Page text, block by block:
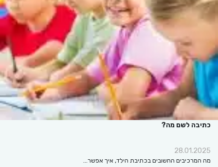
כתיבה לשם מה?
28.01.2025
מה המרכיבים החשובים בכתיבת הילד, איך אפשר…